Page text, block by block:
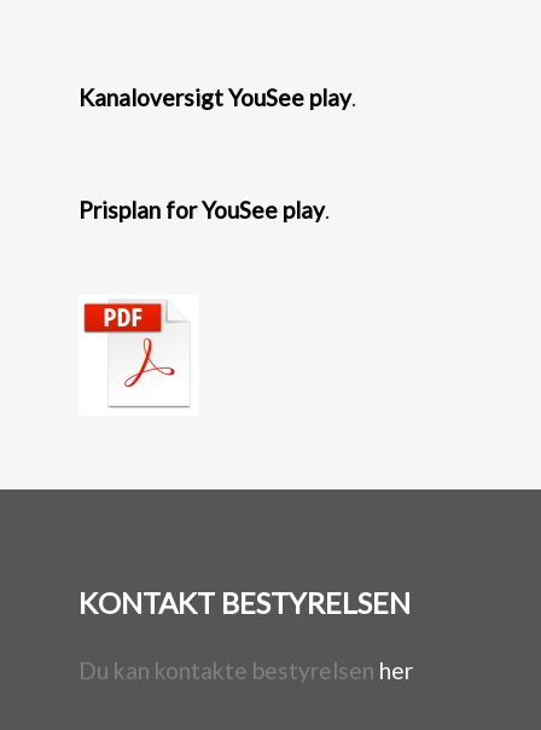
Kanaloversigt YouSee play.
Prisplan for YouSee play.
KONTAKT BESTYRELSEN
Du kan kontakte bestyrelsen her